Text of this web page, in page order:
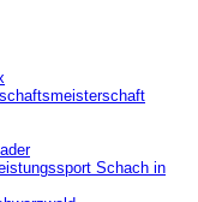
Schach in